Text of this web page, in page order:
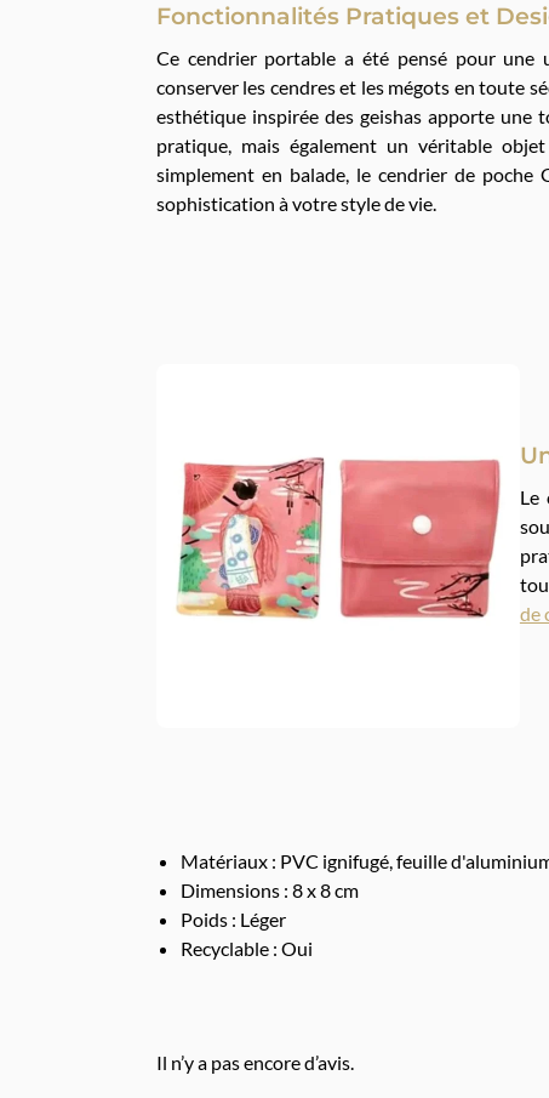
Fonctionnalités Pratiques et
Ce cendrier portable a été pensé pour une
conserver les cendres et les mégots en toute
esthétique inspirée des geishas apporte une
pratique, mais également un véritable
simplement en balade, le cendrier de
sophistication à votre style de vie.
Le
de
Matériaux : PVC ignifugé, feuille
Dimensions : 8 x 8 cm
Poids : Léger
Recyclable : Oui
Il n’y a pas encore d’avis.